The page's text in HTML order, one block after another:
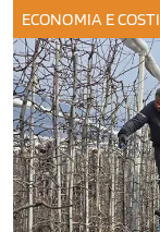
ECONOMIA E COSTI